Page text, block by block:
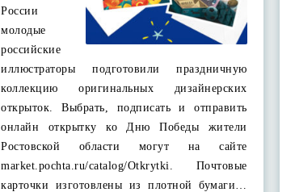
России
молодые
российские
иллюстраторы подготовили праздничную
коллекцию оригинальных дизайнерских
открыток. Выбрать, подписать и отправить
онлайн открытку ко Дню Победы жители
Ростовской области могут на сайте
market.pochta.ru/catalog/Otkrytki. Почтовые
карточки изготовлены из плотной бумаги…